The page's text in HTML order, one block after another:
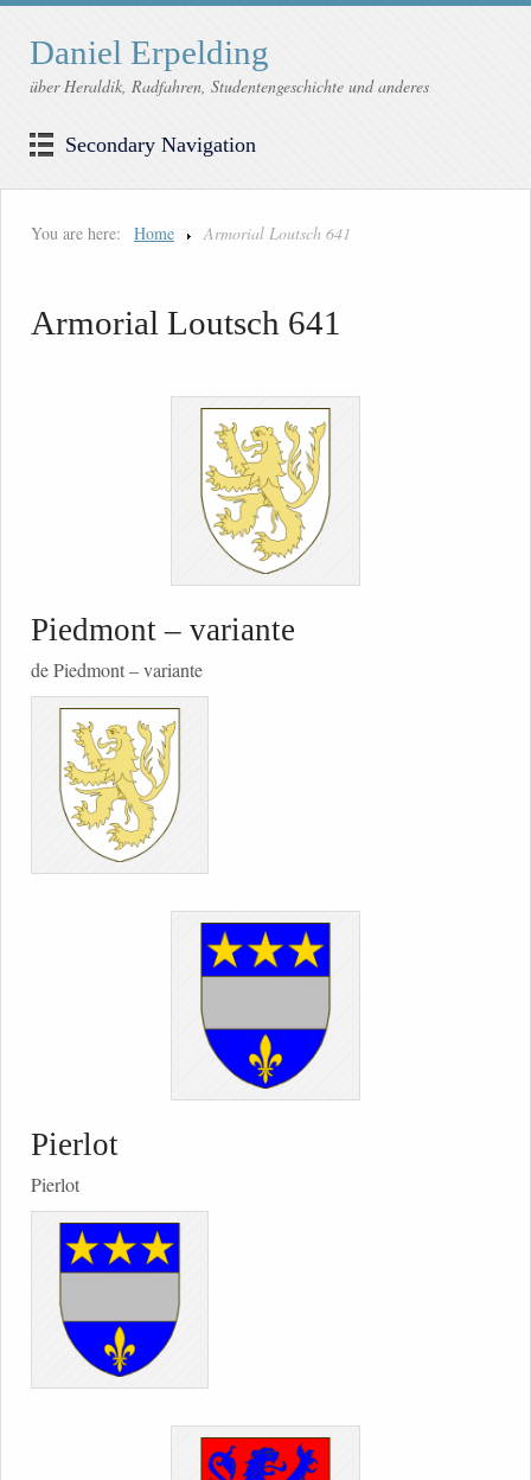
Daniel Erpelding
über Heraldik, Radfahren, Studentengeschichte und anderes
Secondary Navigation
You are here: Home Armorial Loutsch 641
Armorial Loutsch 641
Piedmont – variante
de Piedmont – variante
Pierlot
Pierlot